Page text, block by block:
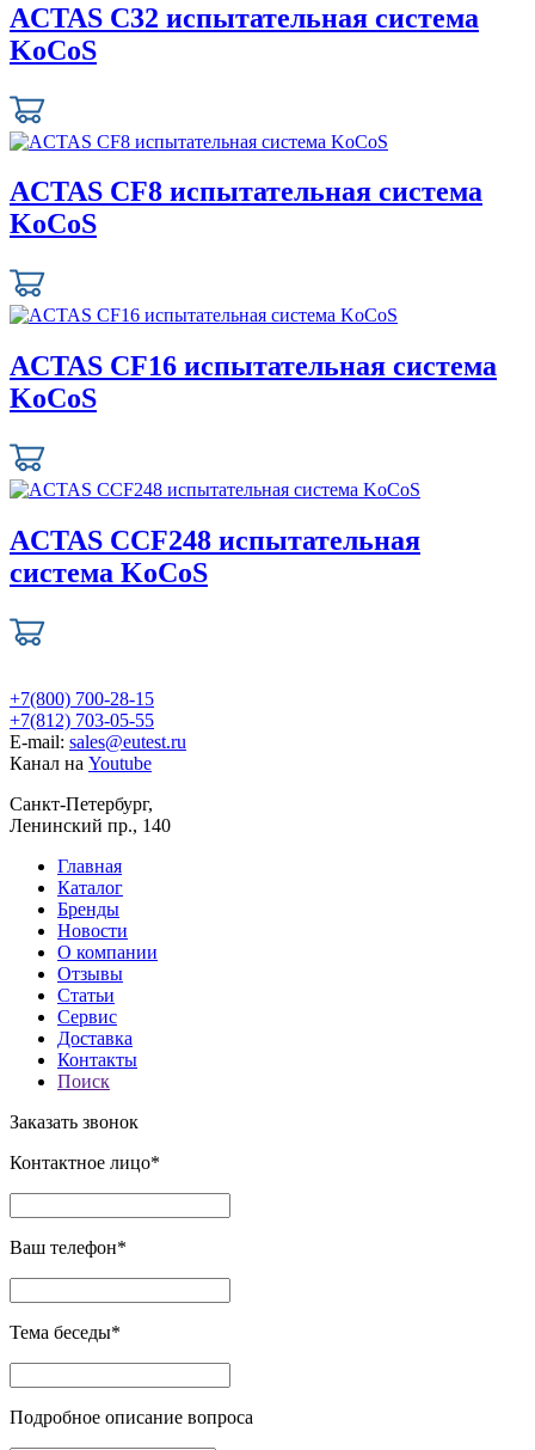
ACTAS C32 испытательная система
KoCoS
ACTAS CF8 испытательная система
KoCoS
ACTAS CF16 испытательная система
KoCoS
ACTAS CCF248 испытательная
система KoCoS
+7(800) 700-28-15
+7(812) 703-05-55
E-mail: sales@eutest.ru
Канал на Youtube
Санкт-Петербург,
Ленинский пр., 140
Главная
Каталог
Бренды
Новости
О компании
Отзывы
Статьи
Сервис
Доставка
Контакты
Поиск
Заказать звонок
Контактное лицо*
Ваш телефон*
Тема беседы*
Подробное описание вопроса